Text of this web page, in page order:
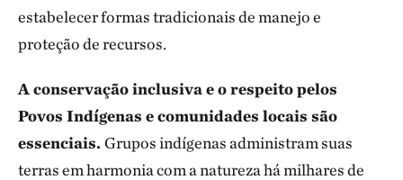
estabelecer formas tradicionais de manejo e
proteção de recursos.
A conservação inclusiva e o respeito pelos
Povos Indígenas e comunidades locais são
essenciais.Grupos indígenas administram suas
terras em harmonia com a natureza há milhares de